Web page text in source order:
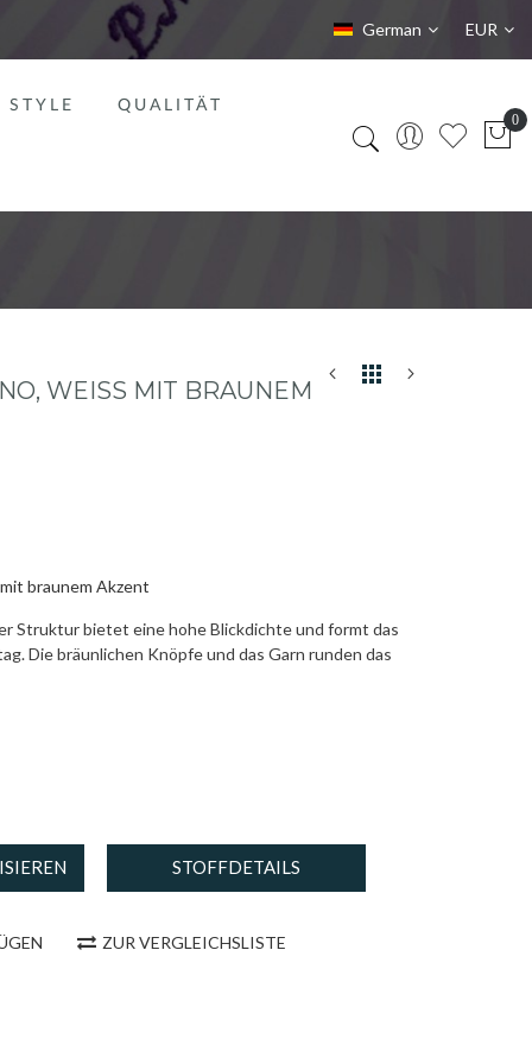
German
EUR
STYLE QUALITÄT
WEISS MIT BRAUNEM AK
braunem Akzent
Struktur bietet eine hohe Blickdichte und formt das
Die bräunlichen Knöpfe und das Garn runden das
STOFFDETAILS
ZUR VERGLEICHSLISTE